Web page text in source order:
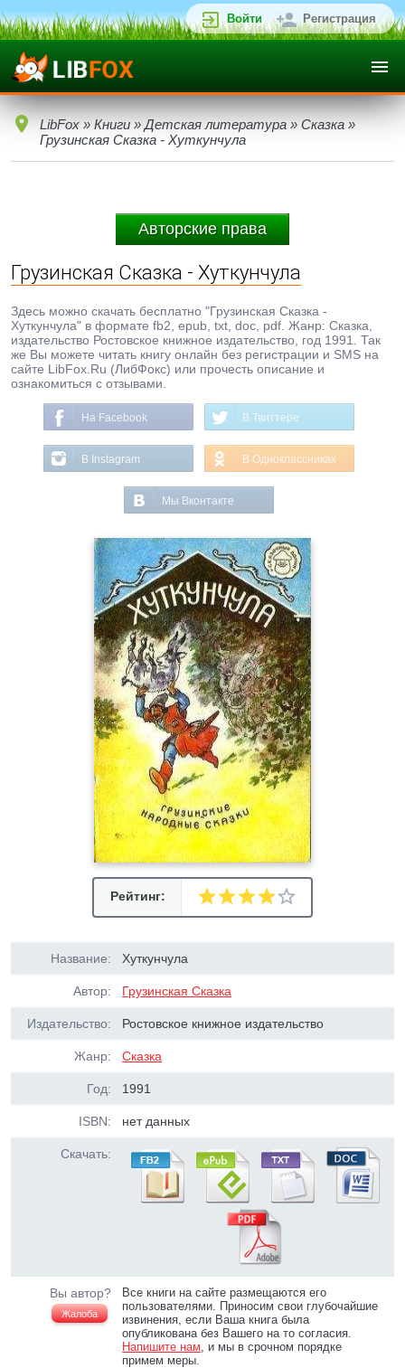
Войти Регистрация
LibFox » Книги » Детская литература » Сказка »
Грузинская Сказка - Хуткунчула
Авторские права
Грузинская Сказка - Хуткунчула
Здесь можно скачать бесплатно "Грузинская Сказка -
Хуткунчула" в формате fb2, epub, txt, doc, pdf. Жанр: Сказка,
издательство Ростовское книжное издательство, год 1991. Так
же Вы можете читать книгу онлайн без регистрации и SMS на
сайте LibFox.Ru (ЛибФокс) или прочесть описание и
ознакомиться с отзывами.
На Facebook В Твиттере
В Instagram В Одноклассниках
Мы Вконтакте
Рейтинг:
Название: Хуткунчула
Автор: Грузинская Сказка
Издательство: Ростовское книжное издательство
Жанр: Сказка
Год: 1991
ISBN: нет данных
Скачать:
Вы автор?
Жалоба
Все книги на сайте размещаются его
пользователями. Приносим свои глубочайшие
извинения, если Ваша книга была
опубликована без Вашего на то согласия.
Напишите нам, и мы в срочном порядке
примем меры.